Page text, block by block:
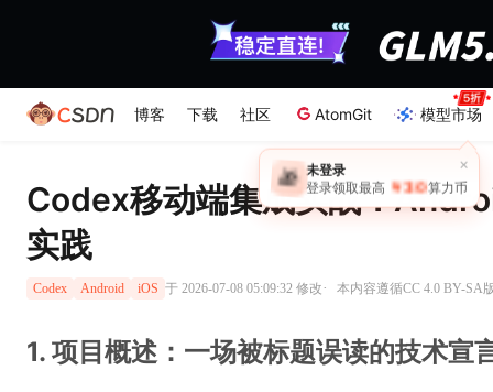
博客 下载 社区 AtomGit 模型市场
×
🎁 未登录
登录领取最高 ￥30 算力币
Codex移动端集成实战：
实践
Codex Android iOS 于 2026-07-08 05:09:32 修改· 本内容遵循CC 4.0 BY-SA
1. 项目概述：一场被标题误读的技术宣